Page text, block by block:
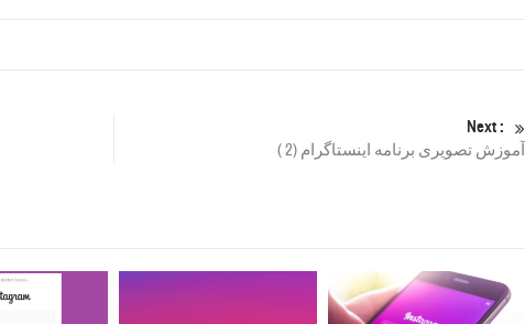
Next :
آموزش تصویری برنامه اینستاگرام (2 )